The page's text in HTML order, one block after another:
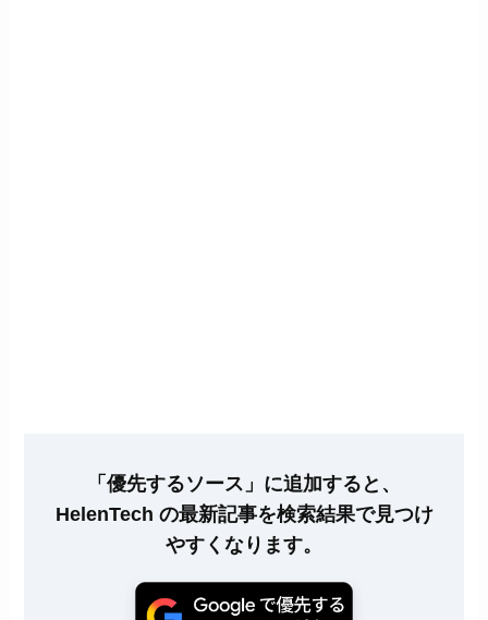
「優先するソース」に追加すると、
HelenTech の最新記事を検索結果で見つけ
やすくなります。